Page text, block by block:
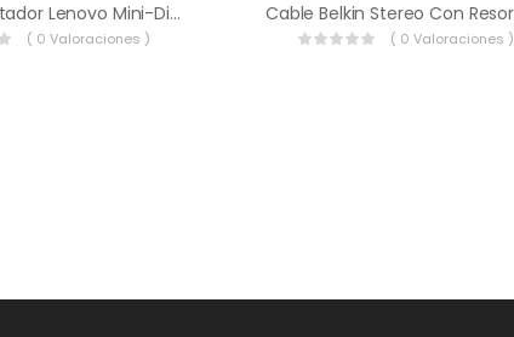
Cable Adaptador Lenovo Mini-DisplayPort A VGA.
( 0 Valoraciones ) ( 0 Valoraciones )